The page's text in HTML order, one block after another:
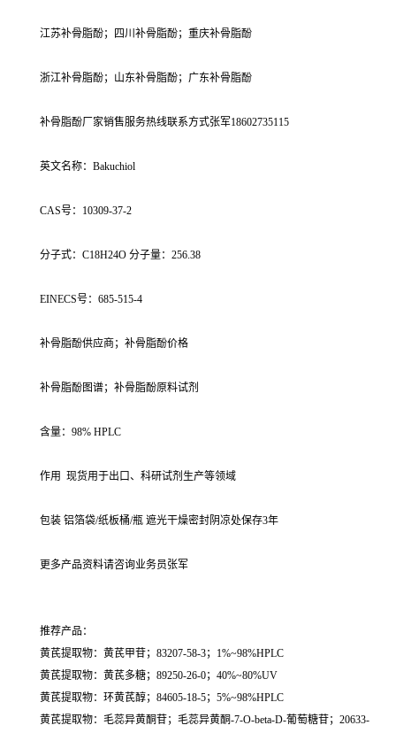
江苏补骨脂酚；四川补骨脂酚；重庆补骨脂酚
浙江补骨脂酚；山东补骨脂酚；广东补骨脂酚
补骨脂酚厂家销售服务热线联系方式张军18602735115
英文名称：Bakuchiol
CAS号：10309-37-2
分子式：C18H24O 分子量：256.38
EINECS号：685-515-4
补骨脂酚供应商；补骨脂酚价格
补骨脂酚图谱；补骨脂酚原料试剂
含量：98% HPLC
作用 现货用于出口、科研试剂生产等领域
包装 铝箔袋/纸板桶/瓶 遮光干燥密封阴凉处保存3年
更多产品资料请咨询业务员张军
推荐产品：
黄芪提取物：黄芪甲苷；83207-58-3；1%~98%HPLC
黄芪提取物：黄芪多糖；89250-26-0；40%~80%UV
黄芪提取物：环黄芪醇；84605-18-5；5%~98%HPLC
黄芪提取物：毛蕊异黄酮苷；毛蕊异黄酮-7-O-beta-D-葡萄糖苷；20633-